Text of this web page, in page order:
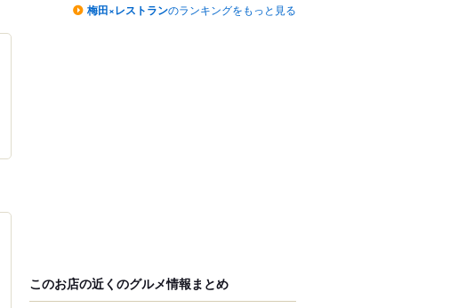
梅田×レストランのランキングをもっと見る
このお店の近くのグルメ情報まとめ